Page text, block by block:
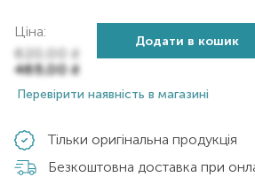
Ціна:
620,00
465,00₴
Додати в кошик
Перевірити наявність в магазині
Тільки оригінальна продукція
Безкоштовна доставка при